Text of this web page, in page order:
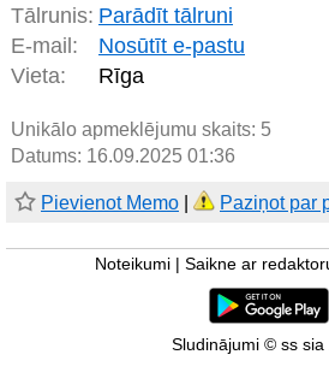
Tālrunis: Parādīt tālruni
E-mail:
Nosūtīt e-pastu
Vieta:
Rīga
Unikālo apmeklējumu skaits: 5
Datums: 16.09.2025 01:36
Pievienot Memo Paziņot par
Noteikumi Saikne ar
Sludinājumi © ss sia